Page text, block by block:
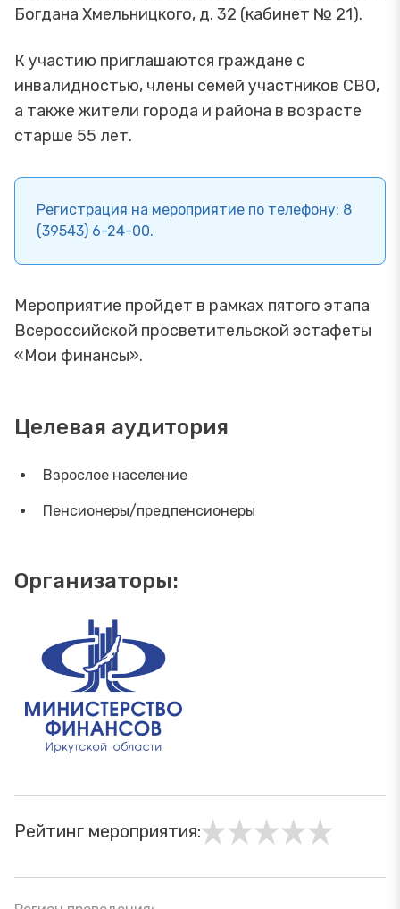
Богдана Хмельницкого, д. 32 (кабинет № 21).
К участию приглашаются граждане с
инвалидностью, члены семей участников СВО,
а также жители города и района в возрасте
старше 55 лет.
Регистрация на мероприятие по телефону: 8
(39543) 6-24-00.
Мероприятие пройдет в рамках пятого этапа
Всероссийской просветительской эстафеты
«Мои финансы».
Целевая аудитория
Взрослое население
Пенсионеры/предпенсионеры
Организаторы:
Рейтинг мероприятия: